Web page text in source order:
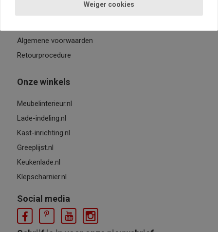
Algemene voorwaarden
Retourprocedure
Onze winkels
Meubelinterieur.nl
Lade-indeling.nl
Kast-inrichting.nl
Greeplijst.nl
Keukenlade.nl
Klepscharnier.nl
Social media
Weiger cookies